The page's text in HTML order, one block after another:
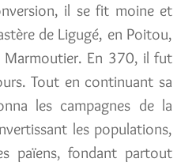
il se fit moine et
de Ligugé, en Poitou,
Marmoutier. En 370, il fut
Tout en continuant sa
les campagnes de la
les populations,
païens, fondant partout